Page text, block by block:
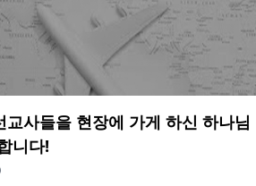
교사들을 현장에 가게 하신 하나님
니다!